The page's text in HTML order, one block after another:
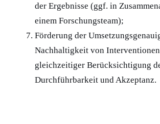
der Ergebnisse (ggf. in
einem Forschungsteam);
Förderung der
Nachhaltigkeit von
gleichzeitiger Berücksichtigung
Durchführbarkeit und Akzeptanz.